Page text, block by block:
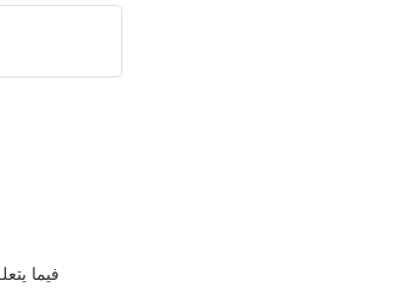
فيما